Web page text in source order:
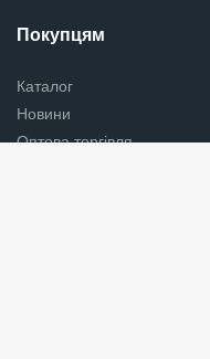
Покупцям
Каталог
Новини
Оптова торгівля